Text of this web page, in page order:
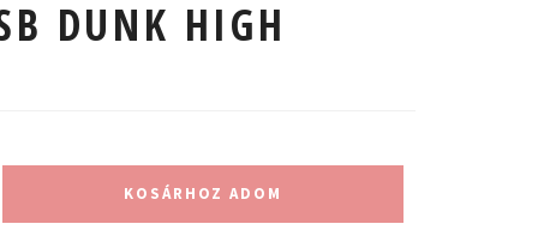
DUNK HIGH
KOSÁRHOZ ADOM